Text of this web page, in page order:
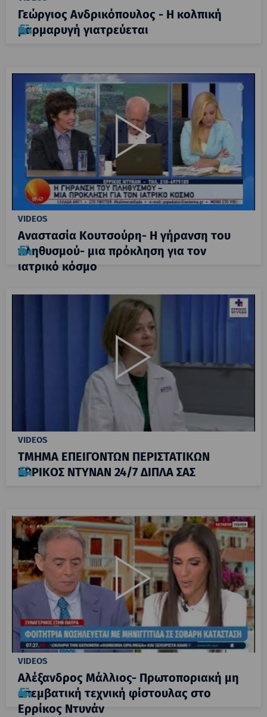
Γεώργιος Ανδρικόπουλος - Η κολπική
μαρμαρυγή γιατρεύεται
VIDEOS
Αναστασία Κουτσούρη- Η γήρανση του
πληθυσμού- μια πρόκληση για τον
ιατρικό κόσμο
VIDEOS
ΤΜΗΜΑ ΕΠΕΙΓΟΝΤΩΝ ΠΕΡΙΣΤΑΤΙΚΩΝ
ΕΡΡΙΚΟΣ ΝΤΥΝΑΝ 24/7 ΔΙΠΛΑ ΣΑΣ
VIDEOS
Αλέξανδρος Μάλλιος- Πρωτοποριακή μη
επεμβατική τεχνική φίστουλας στο
Ερρίκος Ντυνάν